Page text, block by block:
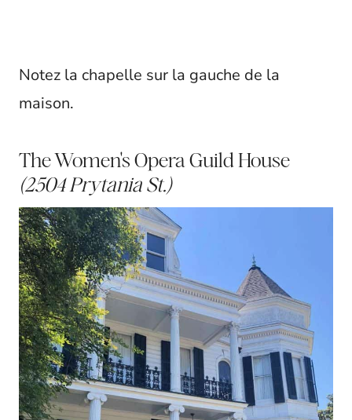
Notez la chapelle sur la gauche de la
maison.
The Women's Opera Guild House
(2504 Prytania St.)